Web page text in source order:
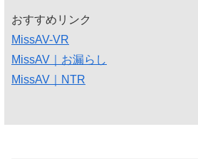
おすすめリンク
MissAV-VR
MissAV｜お漏らし
MissAV｜NTR